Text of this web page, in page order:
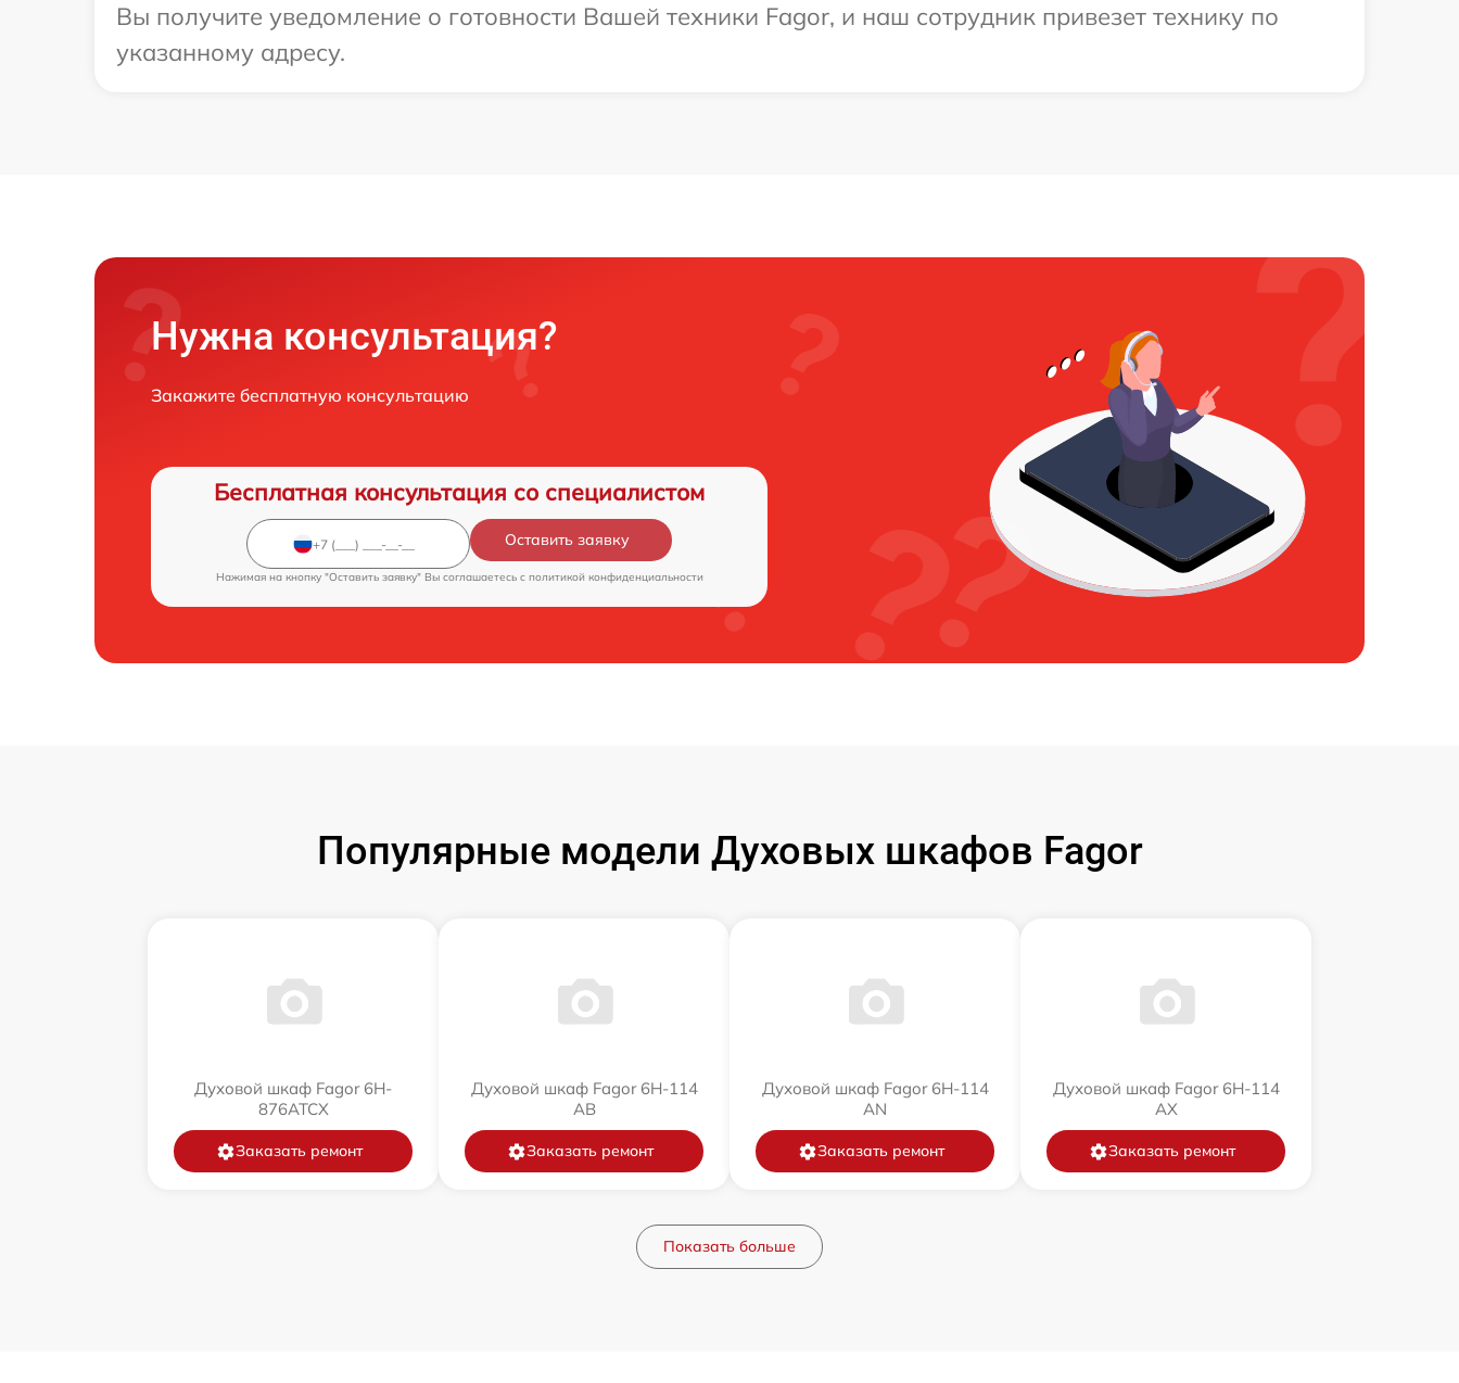
Вы получите уведомление о готовности Вашей техники Fagor, и наш сотрудник привезет технику по
указанному адресу.
Нужна консультация?
Закажите бесплатную консультацию
Бесплатная консультация со специалистом
Оставить заявку
Нажимая на кнопку "Оставить заявку" Вы соглашаетесь c политикой конфиденциальности
Популярные модели Духовых шкафов Fagor
Духовой шкаф Fagor 6H-
876ATCX
Заказать ремонт
Духовой шкаф Fagor 6H-114
AB
Заказать ремонт
Духовой шкаф Fagor 6H-114
AN
Заказать ремонт
Духовой шкаф Fagor 6H-114
AX
Заказать ремонт
Показать больше